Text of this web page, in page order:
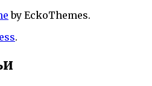
by EckoThemes.
.